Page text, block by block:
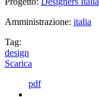
Amministrazione: italia
Tag:
design
Scarica
pdf